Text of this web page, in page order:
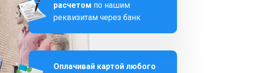
Оплачивай картой любого
расчетом по нашим
реквизитам через банк